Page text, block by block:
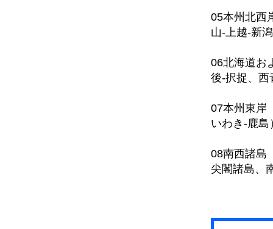
05本州北西
山-上越-新
06北海道お
後-択捉、西
07本州東岸
いわき-鹿島
08南西諸島
尖閣諸島、